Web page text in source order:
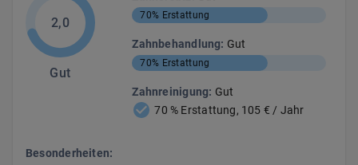
2,0
Gut
70% Erstattung
Zahnbehandlung: Gut
70% Erstattung
Zahnreinigung: Gut
70 % Erstattung, 105 € / Jahr
Besonderheiten: